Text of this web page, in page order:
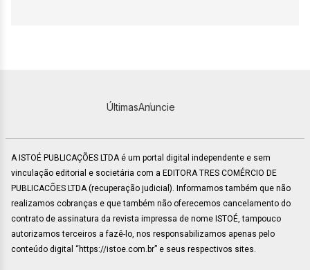
ÚltimasAnuncie
A ISTOÉ PUBLICAÇÕES LTDA é um portal digital independente e sem
vinculação editorial e societária com a EDITORA TRES COMÉRCIO DE
PUBLICACÕES LTDA (recuperação judicial). Informamos também que não
realizamos cobranças e que também não oferecemos cancelamento do
contrato de assinatura da revista impressa de nome ISTOÉ, tampouco
autorizamos terceiros a fazê-lo, nos responsabilizamos apenas pelo
conteúdo digital “https://istoe.com.br” e seus respectivos sites.